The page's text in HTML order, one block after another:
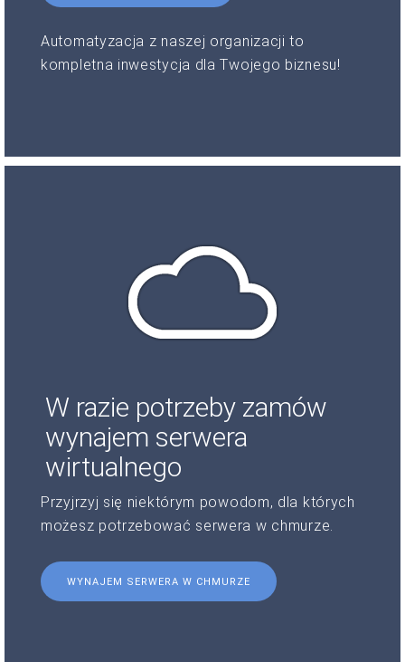
Automatyzacja z naszej organizacji to
kompletna inwestycja dla Twojego biznesu!
W razie potrzeby zamów
wynajem serwera
wirtualnego
Przyjrzyj się niektórym powodom, dla których
możesz potrzebować serwera w chmurze.
WYNAJEM SERWERA W CHMURZE